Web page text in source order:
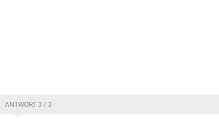
ANTWORT 3 / 3